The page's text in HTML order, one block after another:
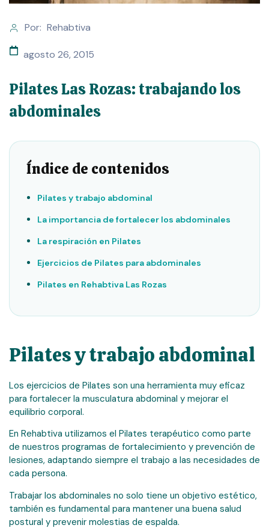
Por: Rehabtiva
agosto 26, 2015
Pilates Las Rozas: trabajando los
abdominales
Índice de contenidos
Pilates y trabajo abdominal
La importancia de fortalecer los abdominales
La respiración en Pilates
Ejercicios de Pilates para abdominales
Pilates en Rehabtiva Las Rozas
Pilates y trabajo abdominal
Los ejercicios de Pilates son una herramienta muy eficaz
para fortalecer la musculatura abdominal y mejorar el
equilibrio corporal.
En Rehabtiva utilizamos el Pilates terapéutico como parte
de nuestros programas de fortalecimiento y prevención de
lesiones, adaptando siempre el trabajo a las necesidades de
cada persona.
Trabajar los abdominales no solo tiene un objetivo estético,
también es fundamental para mantener una buena salud
postural y prevenir molestias de espalda.